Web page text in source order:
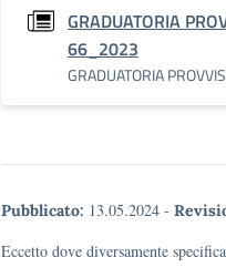
GRADUATORIA
66_2023
GRADUATORIA
Pubblicato: 13.05.2024 -
Eccetto dove diversamente